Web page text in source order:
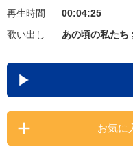
お知らせ よくあるご
DAMの
カラオケ
再生時間
00:04:25
歌い出し
あの頃の私たち
お気に